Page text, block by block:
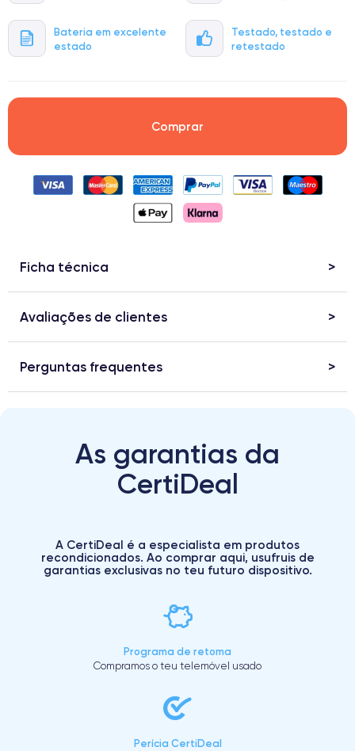
Bateria em excelente
estado
Testado, testado e
retestado
Comprar
Ficha técnica
Avaliações de clientes
Perguntas frequentes
As garantias da
CertiDeal
A CertiDeal é a especialista em produtos
recondicionados. Ao comprar aqui, usufruis de
garantias exclusivas no teu futuro dispositivo.
Programa de retoma
Compramos o teu telemóvel usado
Perícia CertiDeal